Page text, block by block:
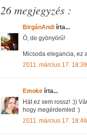
26 megjegyzés :
BirgánAndi írta...
Ó, de gyönyörű!
Micsoda elegancia, ez
2011. március 17. 18:39
Emoke írta...
Hát ez sem rossz! :))
hogy megérdemled :)
2011. március 17. 18:48